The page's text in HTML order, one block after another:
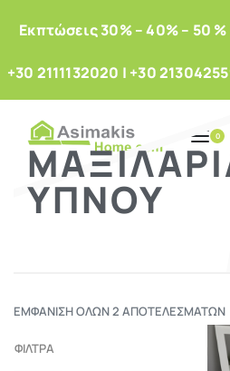
Eκπτώσεις 30% – 40% – 50 %
+30 2111132020 | +30
0
ΎΠΝΟΥ
ΕΜΦΆΝΙΣΗ ΌΛΩΝ 2 ΑΠΟΤΕΛΕΣΜΆΤΩΝ
ΦΙΛΤΡΑ